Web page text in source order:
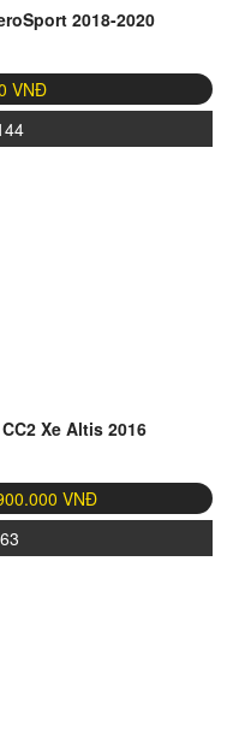
2018-2020
VNĐ
Xe Altis 2016
VNĐ